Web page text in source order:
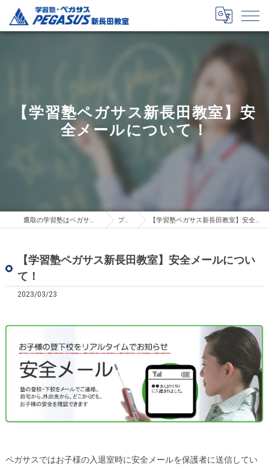
【学習塾ペガサス新長田教室】安
全メールについて！
鷹取の学習塾はペガサス新長田教室 ブログ 【学習塾ペガサス新長田教室】安全メールについて！
【学習塾ペガサス新長田教室】安全メールについ
て！
2023/03/23
ペガサスではお子様の入退室時に安全メールを保護者に送信してい